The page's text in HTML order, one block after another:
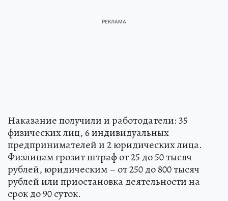
Наказание получили и работодатели: 35
физических лиц, 6 индивидуальных
предпринимателей и 2 юридических лица.
Физлицам грозит штраф от 25 до 50 тысяч
рублей, юридическим – от 250 до 800 тысяч
рублей или приостановка деятельности на
срок до 90 суток.